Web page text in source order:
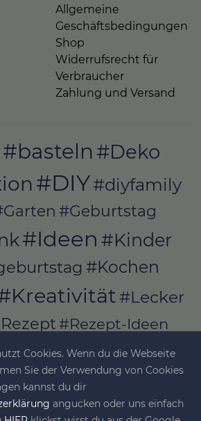
Allgemeine
Geschäftsbedingungen
Shop
Widerrufsrecht für
Verbraucher
Zahlung und Versand
#basteln #Deko
#DIY#diyfamily
#Geburtstag
#Ideen #Kinder
#Kochen
#Lecker
#Rezept-Ideen
#selber_bauen
#selber_nähen
Cookies. Wenn du die Webseite
Sie der Verwendung von Cookies
kannst du dir
angucken oder uns einfach